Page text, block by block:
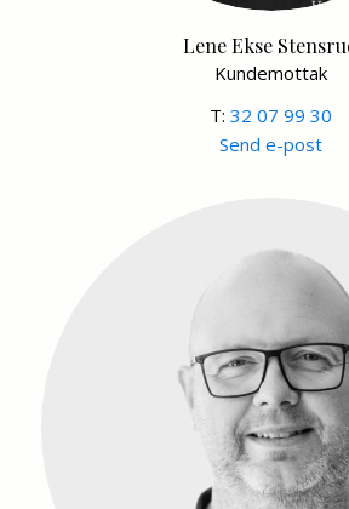
Lene Ekse
Kundemottak
T:32 07 99 30
Send e-post